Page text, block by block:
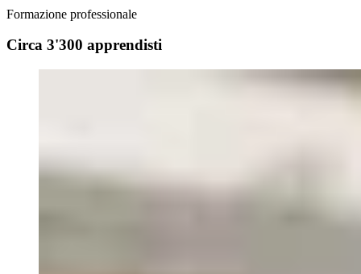
Formazione professionale
Circa 3'300 apprendisti